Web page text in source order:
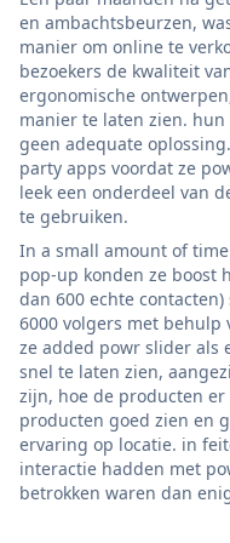
en ambachtsbeurzen,
manier om online te
bezoekers de kwaliteit
ergonomische
manier te laten zien. hun
geen adequate
party apps voordat ze
leek een onderdeel van
te gebruiken.
In a small amount of
pop-up konden ze boost
dan 600 echte
6000 volgers met behulp
ze added powr slider als
snel te laten zien,
zijn, hoe de producten
producten goed zien en
ervaring op locatie. in
interactie hadden met
betrokken waren dan